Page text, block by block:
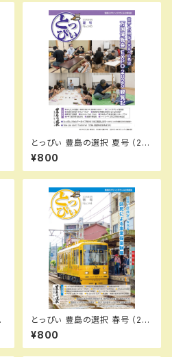
とっぴぃ 豊島の選択 夏号 （20
25.9月 第140号）PDFデータ版
¥800
とっぴぃ 豊島の選択 春号 （20
26.5月 第144号）PDFデータ版
¥800